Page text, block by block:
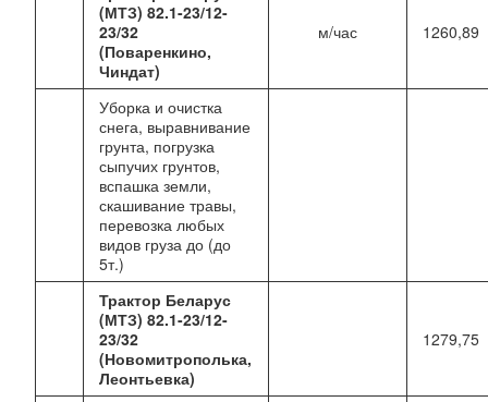
(МТЗ) 82.1-23/12-
23/32
(Поваренкино,
Чиндат)
м/час 1260,89
Уборка и очистка
снега, выравнивание
грунта, погрузка
сыпучих грунтов,
вспашка земли,
скашивание травы,
перевозка любых
видов груза до (до
5т.)
Трактор Беларус
(МТЗ) 82.1-23/12-
23/32
(Новомитрополька,
Леонтьевка)
1279,75